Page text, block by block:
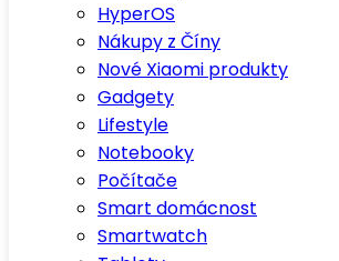
HyperOS
Nákupy z Číny
Nové Xiaomi produkty
Gadgety
Lifestyle
Notebooky
Počítače
Smart domácnost
Smartwatch